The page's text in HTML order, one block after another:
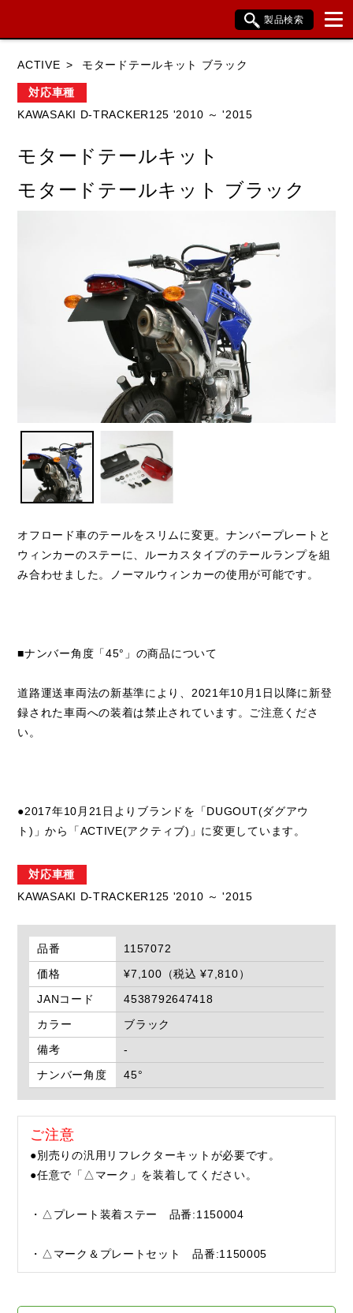
製品検索
閉じる
ACTIVE モタードテールキット ブラック
対応車種
KAWASAKI D-TRACKER125 '2010 ～ '2015
モタードテールキット
モタードテールキット ブラック
オフロード車のテールをスリムに変更。ナンバープレートと
ウィンカーのステーに、ルーカスタイプのテールランプを組
み合わせました。ノーマルウィンカーの使用が可能です。
■ナンバー角度「45°」の商品について
道路運送車両法の新基準により、2021年10月1日以降に新登
録された車両への装着は禁止されています。ご注意くださ
い。
●2017年10月21日よりブランドを「DUGOUT(ダグアウ
ト)」から「ACTIVE(アクティブ)」に変更しています。
対応車種
KAWASAKI D-TRACKER125 '2010 ～ '2015
品番
1157072
価格
¥7,100（税込 ¥7,810）
JANコード
4538792647418
カラー
ブラック
備考
-
ナンバー角度
45°
ご注意
●別売りの汎用リフレクターキットが必要です。
●任意で「△マーク」を装着してください。
・△プレート装着ステー 品番:1150004
・△マーク＆プレートセット 品番:1150005